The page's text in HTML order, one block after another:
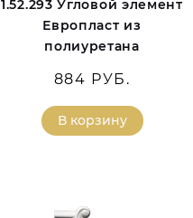
1.52.293 Угловой элемент
Европласт из
полиуретана
884 РУБ.
В корзину